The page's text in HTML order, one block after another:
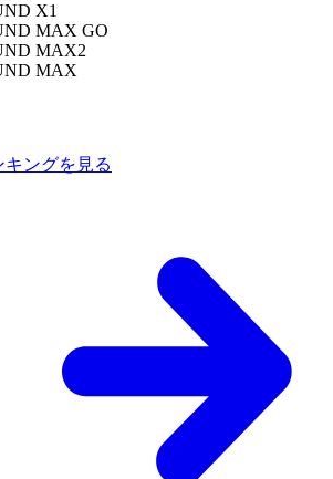
X1
MAX GO
MAX2
MAX
キングを見る